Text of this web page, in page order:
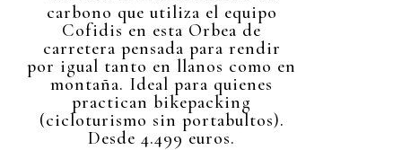
carbono que utiliza el equipo
Cofidis en esta Orbea de
carretera pensada para rendir
por igual tanto en llanos como en
montaña. Ideal para quienes
practican bikepacking
(cicloturismo sin portabultos).
Desde 4.499 euros.